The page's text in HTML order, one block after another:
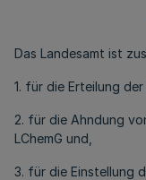
Das Landesamt ist
1. für die Erteilung der
2. für die Ahndung
LChemG und,
3. für die Einstellung